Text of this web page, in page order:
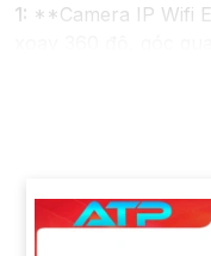
1: **Camera IP Wifi
1080p. - Hỗ trợ kết
công nghệ hồng
giải 2MP
thuật số. - Thiết kế